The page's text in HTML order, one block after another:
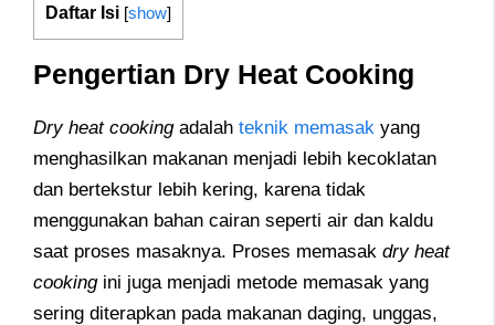
Daftar Isi [show]
Pengertian Dry Heat Cooking
Dry heat cookingadalah teknik memasak yang
menghasilkan makanan menjadi lebih kecoklatan
dan bertekstur lebih kering, karena tidak
menggunakan bahan cairan seperti air dan kaldu
saat proses masaknya. Proses memasak dry heat
cookingini juga menjadi metode memasak yang
sering diterapkan pada makanan daging, unggas,